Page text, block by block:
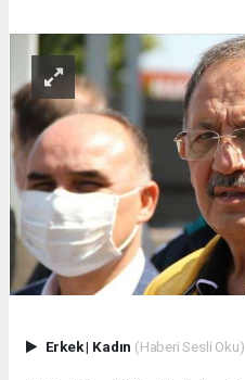
Erkek| Kadın (Haberi Sesli Oku)